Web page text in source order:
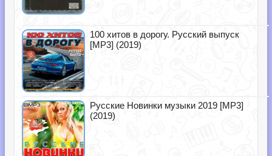
100 хитов в дорогу. Русский выпуск
[MP3] (2019)
Русские Новинки музыки 2019 [MP3]
(2019)